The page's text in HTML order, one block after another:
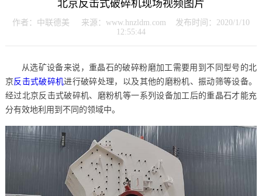
北京反击式破碎机现场视频图片
作者：中联德美 来源：www.hnzldm.com 发布时间：2020/1/10
12:55:44
从选矿设备来说，重晶石的破碎粉磨加工需要用到不同型号的北
京反击式破碎机进行破碎处理，以及其他的磨粉机、振动筛等设备。
经过北京反击式破碎机、磨粉机等一系列设备加工后的重晶石才能充
分有效地利用到不同的领域中。